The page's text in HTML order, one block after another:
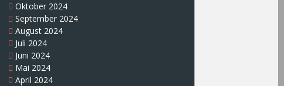
Oktober 2024
September 2024
August 2024
Juli 2024
Juni 2024
Mai 2024
April 2024